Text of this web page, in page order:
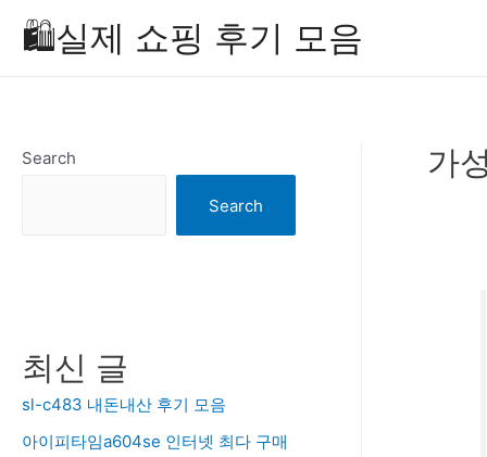
Skip
🛍️실제 쇼핑 후기 모음
Search
Search
최신 글
sl-c483 내돈내산 후기 모음
아이피타임a604se 인터넷 최다 구매
가